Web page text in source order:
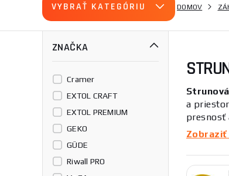
VYBRAŤ KATEGÓRIU DOMOV
ZNAČKA
Cramer
EXTOL CRAFT
EXTOL PREMIUM
GEKO
GÜDE
Riwall PRO
a
presnosť
Strunové
Zobraziť